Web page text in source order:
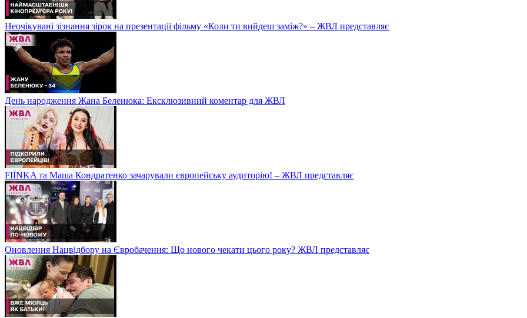
Неочікувані зізнання зірок на презентації фільму «Коли ти вийдеш заміж?» – ЖВЛ представляє
День народження Жана Беленюка: Ексклюзивний коментар для ЖВЛ
FIЇNKA та Маша Кондратенко зачарували європейську аудиторію! – ЖВЛ представляє
Оновлення Нацвідбору на Євробачення: Що нового чекати цього року? ЖВЛ представляє